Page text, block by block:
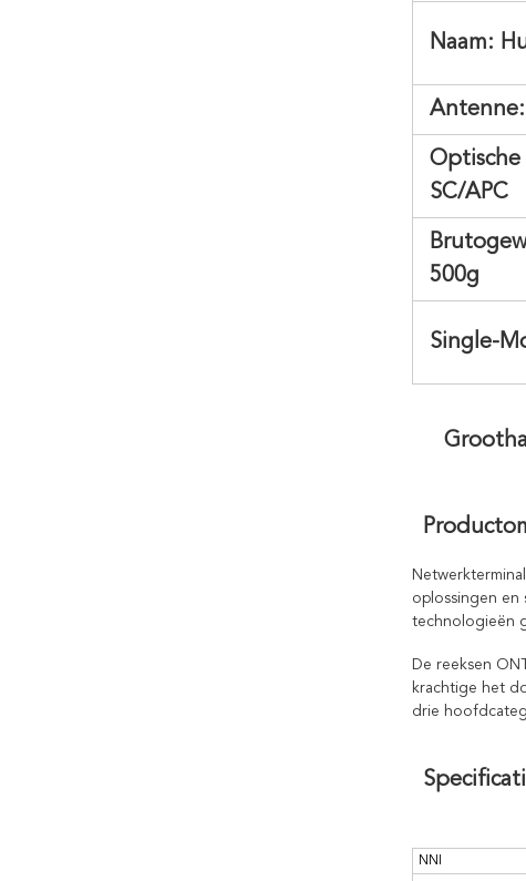
Naam:
Antenne:
SC/APC
500g
Single-
oplossingen en
technologieën
De reeksen
krachtige het
drie
NNI